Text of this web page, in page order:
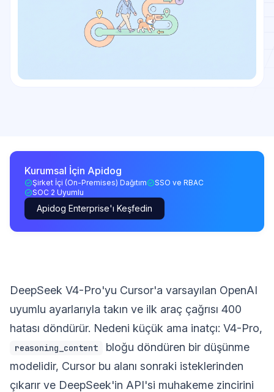
Kurumsal İçin Apidog
Şirket İçi (On-Premises) Dağıtım
SSO ve RBAC
SOC 2 Uyumlu
Apidog Enterprise'ı Keşfedin
DeepSeek V4-Pro'yu Cursor'a varsayılan OpenAI
uyumlu ayarlarıyla takın ve ilk araç çağrısı 400
hatası döndürür. Nedeni küçük ama inatçı: V4-Pro,
reasoning_content
bloğu döndüren bir düşünme
modelidir, Cursor bu alanı sonraki isteklerinden
çıkarır ve DeepSeek'in API'si muhakeme zincirini